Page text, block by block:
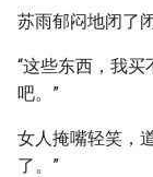
苏雨郁闷地闭了
“这些东西，我
吧。”
女人掩嘴轻笑，
了。”